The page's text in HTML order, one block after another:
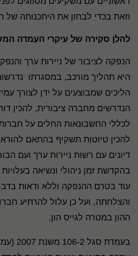
וזאת בכדי לבחון את היתכנותה של
להלן סקירה של עיקרי העמדה
הנפקה לציבור של ניירות ערך
היא תהליך מורכב, במסגרתו
הליכים שמבוצעים על ידן לצורך
הנדרשים מחברה ציבורית, להכין
להכין טיוטות תשקיף בהתאם
דיונים עם רשות ניירות ערך ועם
בהקדשת זמן ניהולי ונשיאה
עוד בטרם ההנפקה וללא ודאות
והצלחתה, ועל כן עלול להרתיע
ההון במטרה לגייס הון.
בעמדת